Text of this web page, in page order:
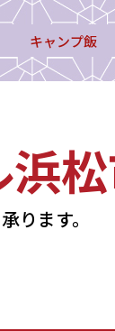
キャンプ飯
ります。